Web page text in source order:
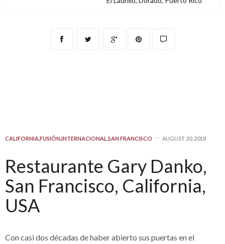
CALIFORNIA,FUSIÓN,INTERNACIONAL,SAN FRANCISCO AUGUST 20, 2018
Restaurante Gary Danko,
San Francisco, California,
USA
Con casi dos décadas de haber abierto sus puertas en el